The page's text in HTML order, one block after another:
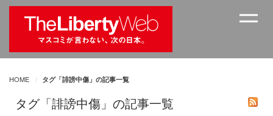
HOME タグ「誹謗中傷」の記事一覧
タグ「誹謗中傷」の記事一覧